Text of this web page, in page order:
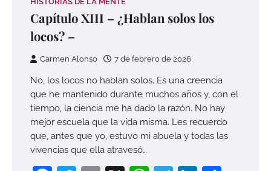
Capítulo XIII – ¿Hablan solos los
locos? –
Carmen Alonso 7 de febrero de 2026
No, los locos no hablan solos. Es una creencia
que he mantenido durante muchos años y, con el
tiempo, la ciencia me ha dado la razón. No hay
mejor escuela que la vida misma. Les recuerdo
que, antes que yo, estuvo mi abuela y todas las
vivencias que ella atravesó…